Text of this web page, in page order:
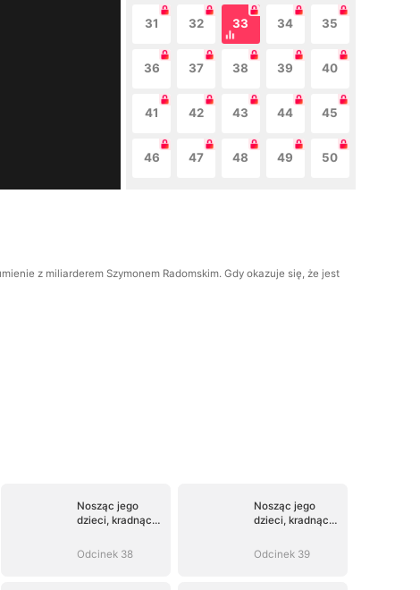
31 32 33 34 35
36 37 38 39 40
41 42 43 44 45
46 47 48 49 50
z miliarderem Szymonem Radomskim. Gdy okazuje się, że jest
Nosząc jego
dzieci, kradnąc
Odcinek 38
Nosząc jego
dzieci, kradnąc
Odcinek 39